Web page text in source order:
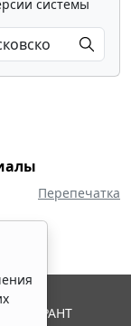
системы
Перепечатка
ГАРАНТ